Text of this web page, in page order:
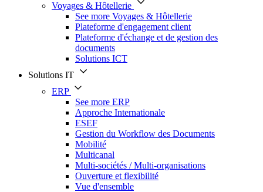
Voyages & Hôtellerie
See more Voyages & Hôtellerie
Plateforme d'engagement client
Plateforme d'échange et de gestion des
documents
Solutions ICT
Solutions IT
ERP
See more ERP
Approche Internationale
ESEF
Gestion du Workflow des Documents
Mobilité
Multicanal
Multi-sociétés / Multi-organisations
Ouverture et flexibilité
Vue d'ensemble